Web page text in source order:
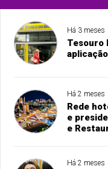
Há 3 meses
Tesouro
Há 2 meses
Rede
e
e
Há 2 meses